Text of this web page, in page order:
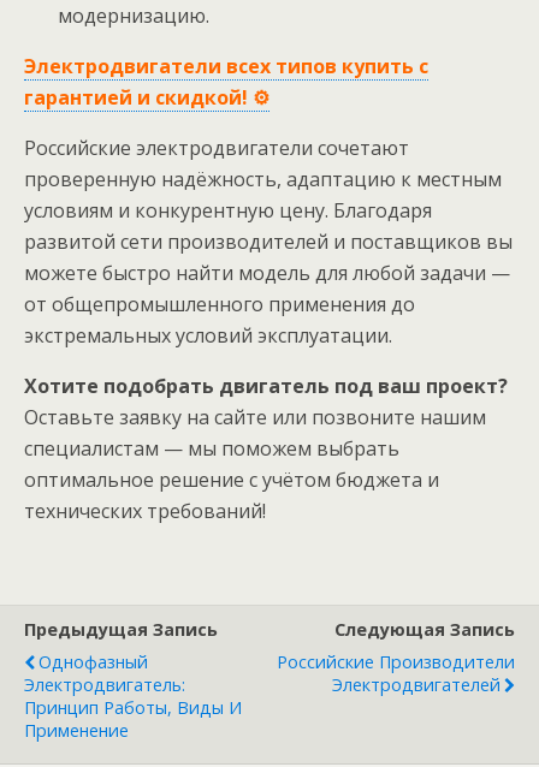
модернизацию.
Электродвигатели всех типов купить с
гарантией и скидкой! ⚙️
Российские электродвигатели сочетают
проверенную надёжность, адаптацию к местным
условиям и конкурентную цену. Благодаря
развитой сети производителей и поставщиков вы
можете быстро найти модель для любой задачи —
от общепромышленного применения до
экстремальных условий эксплуатации.
Хотите подобрать двигатель под ваш проект?
Оставьте заявку на сайте или позвоните нашим
специалистам — мы поможем выбрать
оптимальное решение с учётом бюджета и
технических требований!
Предыдущая Запись
Однофазный
Электродвигатель:
Принцип Работы, Виды И
Применение
Следующая Запись
Российские Производители
Электродвигателей